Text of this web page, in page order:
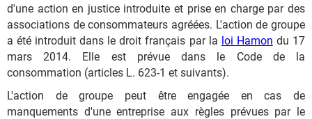
d'une action en justice introduite et prise en charge par des
associations de consommateurs agréées. L'action de groupe
a été introduit dans le droit français par la loi Hamon du 17
mars 2014. Elle est prévue dans le Code de la
consommation (articles L. 623-1 et suivants).
L'action de groupe peut être engagée en cas de
manquements d'une entreprise aux règles prévues par le